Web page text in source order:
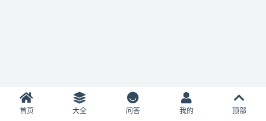
首页 大全 问答 我的 顶部